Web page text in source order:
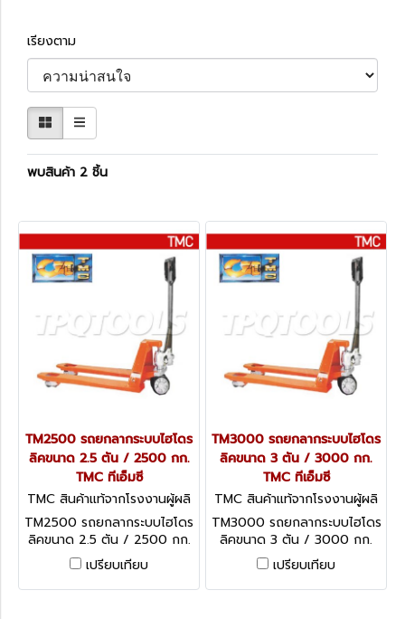
เรียงตาม
พบสินค้า 2 ชิ้น
TM2500 รถยกลากระบบไฮโดร
ลิคขนาด 2.5 ตัน / 2500 กก.
TMC ทีเอ็มซี
TMC สินค้าแท้จากโรงงานผู้ผลิ
ต TM2500
TM2500 รถยกลากระบบไฮโดร
ลิคขนาด 2.5 ตัน / 2500 กก.
TMC ทีเอ็มซี
เปรียบเทียบ
TM3000 รถยกลากระบบไฮโดร
ลิคขนาด 3 ตัน / 3000 กก.
TMC ทีเอ็มซี
TMC สินค้าแท้จากโรงงานผู้ผลิ
ต TM3000
TM3000 รถยกลากระบบไฮโดร
ลิคขนาด 3 ตัน / 3000 กก.
TMC ทีเอ็มซี
เปรียบเทียบ